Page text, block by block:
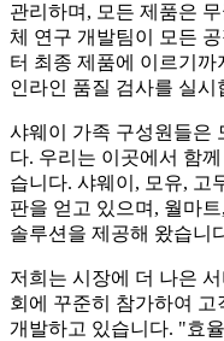
관리하며, 모든 제품은
체 연구 개발팀이 모든
터 최종 제품에 이르기
인라인 품질 검사를 실시
샤웨이 가족 구성원들은
다. 우리는 이곳에서 함
습니다. 샤웨이, 모유, 고
판을 얻고 있으며, 월마
솔루션을 제공해 왔습니
저희는 시장에 더 나은
회에 꾸준히 참가하여
개발하고 있습니다. "효